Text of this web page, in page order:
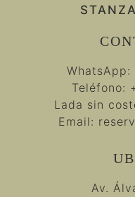
WhatsApp:
Teléfono:
Lada sin
Email:
Av.